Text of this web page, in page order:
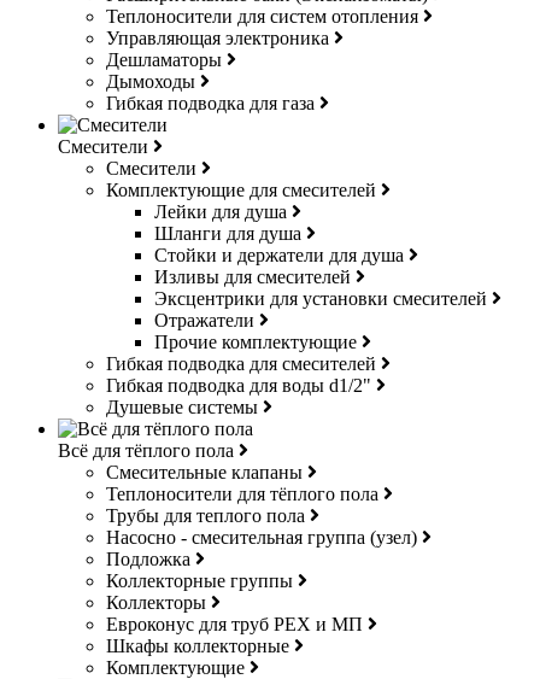
Теплоносители для систем отопления
Управляющая электроника
Дешламаторы
Дымоходы
Гибкая подводка для газа
Смесители
Смесители
Комплектующие для смесителей
Лейки для душа
Шланги для душа
Стойки и держатели для душа
Изливы для смесителей
Эксцентрики для установки смесителей
Отражатели
Прочие комплектующие
Гибкая подводка для смесителей
Гибкая подводка для воды d1/2"
Душевые системы
Всё для тёплого пола
Смесительные клапаны
Теплоносители для тёплого пола
Трубы для теплого пола
Насосно - смесительная группа (узел)
Подложка
Коллекторные группы
Коллекторы
Евроконус для труб РЕХ и МП
Шкафы коллекторные
Комплектующие